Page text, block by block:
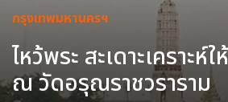
กรุงเทพมหานครฯ
ไหว้พระ สะเดาะเคราะห์
ณ วัดอรุณราชวราราม